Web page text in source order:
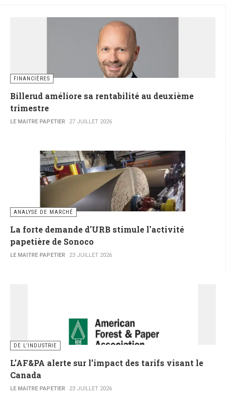
FINANCIÈRES
Billerud améliore sa rentabilité au deuxième
trimestre
LE MAITRE PAPETIER 27 JUILLET 2026
ANALYSE DE MARCHÉ
La forte demande d'URB stimule l'activité
papetière de Sonoco
LE MAITRE PAPETIER 23 JUILLET 2026
DE L’INDUSTRIE
L’AF&PA alerte sur l’impact des tarifs visant le
Canada
LE MAITRE PAPETIER 23 JUILLET 2026